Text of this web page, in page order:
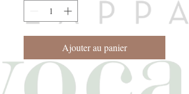
Ajouter au panier